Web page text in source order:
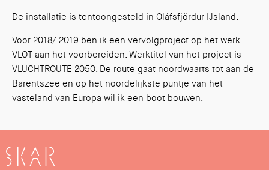
De installatie is tentoongesteld in Oláfsfjördur IJsland.
Voor 2018/ 2019 ben ik een vervolgproject op het werk
VLOT aan het voorbereiden. Werktitel van het project is
VLUCHTROUTE 2050. De route gaat noordwaarts tot aan de
Barentszee en op het noordelijkste puntje van het
vasteland van Europa wil ik een boot bouwen.
SKAR